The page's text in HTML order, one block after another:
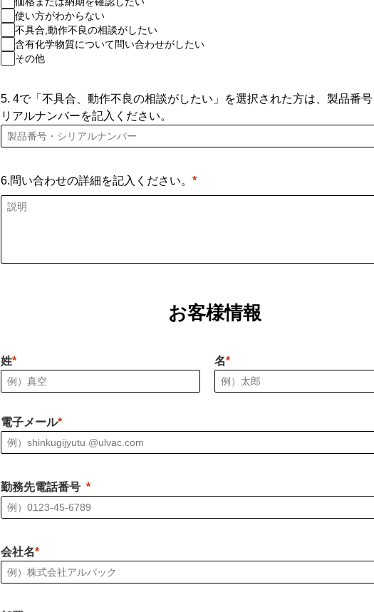
使い方がわからない
不具合,動作不良の相談がしたい
含有化学物質について問い合わせがしたい
その他
5. 4で「不具合、動作不良の相談がしたい」を選択された方は、製品番
リアルナンバーを記入ください。
6.問い合わせの詳細を記入ください。
お客様情報
姓 名
電子メール
勤務先電話番号
会社名